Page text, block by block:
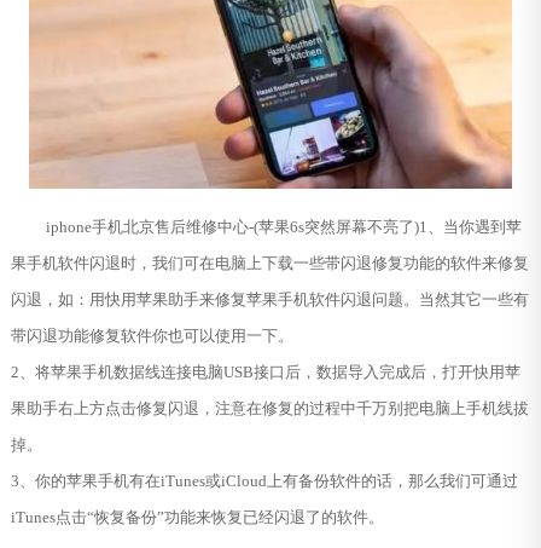
iphone手机北京售后维修中心-(苹果6s突然屏幕不亮了)1、当你遇到苹
果手机软件闪退时，我们可在电脑上下载一些带闪退修复功能的软件来修复
闪退，如：用快用苹果助手来修复苹果手机软件闪退问题。当然其它一些有
带闪退功能修复软件你也可以使用一下。
2、将苹果手机数据线连接电脑USB接口后，数据导入完成后，打开快用苹
果助手右上方点击修复闪退，注意在修复的过程中千万别把电脑上手机线拔
掉。
3、你的苹果手机有在iTunes或iCloud上有备份软件的话，那么我们可通过
iTunes点击“恢复备份”功能来恢复已经闪退了的软件。